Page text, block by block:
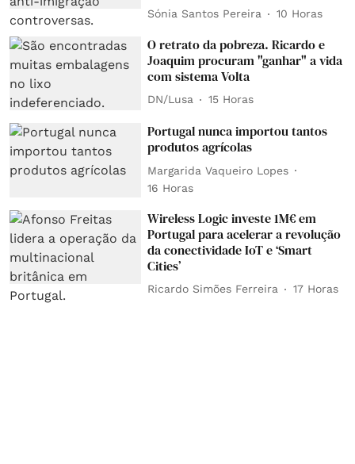
Sónia Santos Pereira 10 Horas
O retrato da pobreza. Ricardo e
Joaquim procuram "ganhar" a vida
com sistema Volta
DN/Lusa 15 Horas
Portugal nunca importou tantos
produtos agrícolas
Margarida Vaqueiro Lopes
16 Horas
Wireless Logic investe 1M€ em
Portugal para acelerar a revolução
da conectividade IoT e ‘Smart
Cities’
Ricardo Simões Ferreira 17 Horas